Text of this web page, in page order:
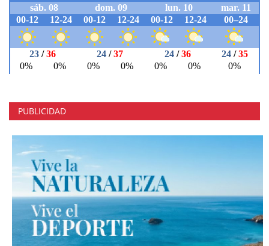
PUBLICIDAD